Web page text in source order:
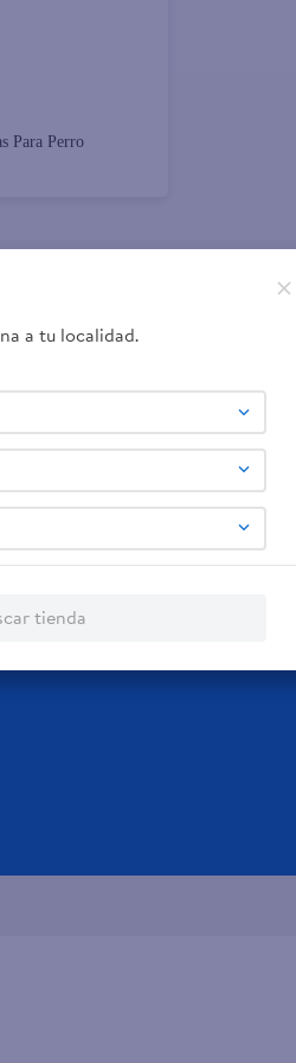
Para Perro
como el envío de noticias y
,Pantallas,Antigripales,
Celulares Xiaomi,Celulares Honor.
Financiamiento
Tarjeta de Crédito
a tu localidad.
tienda